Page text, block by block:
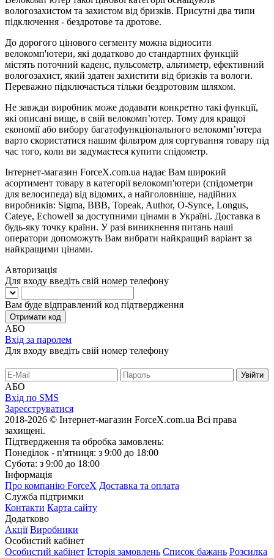
вологозахистом та захистом від бризків. Присутні два типи
підключення - бездротове та дротове.
До дорогого цінового сегменту можна відносити
велокомп'ютери, які додатково до стандартних функцій
містять поточний каденс, пульсометр, альтиметр, ефективний
вологозахист, який здатен захистити від бризків та вологи.
Переважно підключається тільки бездротовим шляхом.
Не завжди виробник може додавати конкретно такі функції,
які описані вище, в свій велокомп’ютер. Тому для кращої
економії або вибору багатофункціонального велокомп’ютера
варто скористатися нашим фільтром для сортування товару під
час того, коли ви задумаєтеся купити спідометр.
Інтернет-магазин ForceX.com.ua надає Вам широкий
асортимент товару в категорії велокомп'ютери (спідометри
для велосипеда) від відомих, а найголовніше, надійних
виробників: Sigma, BBB, Topeak, Author, O-Synce, Longus,
Cateye, Echowell за доступними цінами в Україні. Доставка в
будь-яку точку країни. У разі виникнення питань наші
оператори допоможуть Вам вибрати найкращий варіант за
найкращими цінами.
Авторизація
Для входу введіть свій номер телефону
Вам буде відправлений код підтвердження
Отримати код
АБО
Вхід за паролем
Для входу введіть свій номер телефону
АБО
Вхід по SMS
Зареєструватися
2018-2026 © Інтернет-магазин ForceX.com.ua Всі права
захищені.
Підтвердження та обробка замовлень:
Понеділок - п'ятниця: з 9:00 до 18:00
Субота: з 9:00 до 18:00
Інформація
Про компанію ForceX Доставка та оплата
Служба підтримки
Контакти Карта сайту
Додатково
Акції Виробники
Особистий кабінет
Особистий кабінет Історія замовлень Список бажань Розсилка